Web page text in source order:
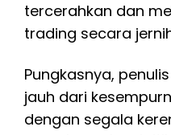
tercerahkan dan
trading secara
Pungkasnya,
jauh dari
dengan segala